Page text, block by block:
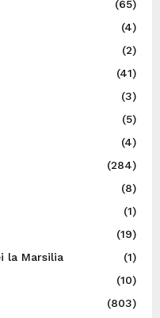
(65)
(4)
(2)
(41)
(3)
(5)
(4)
(284)
(8)
(1)
(19)
la Marsilia
(1)
(10)
(803)